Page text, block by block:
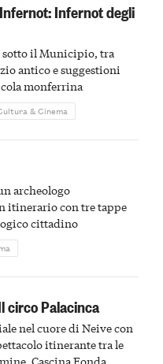
Infernot degli
sotto il Municipio, tra
antico e suggestioni
monferrina
& Cinema
archeologo
itinerario con tre tappe
cittadino
circo Palacinca
nel cuore di Neive con
itinerante tra le
Cascina Fonda